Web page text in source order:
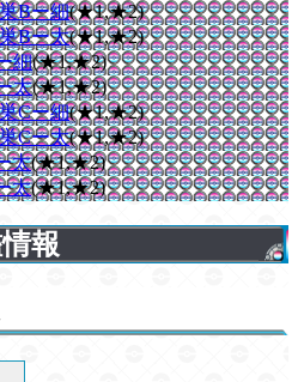
Bー細(★1,★2)
Bー太(★1,★2)
細(★1,★2)
太(★1,★2)
Cー細(★1,★2)
Cー太(★1,★2)
太(★1,★2)
太(★1,★2)
報